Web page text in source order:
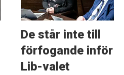
De står inte till
förfogande inför
Lib-valet